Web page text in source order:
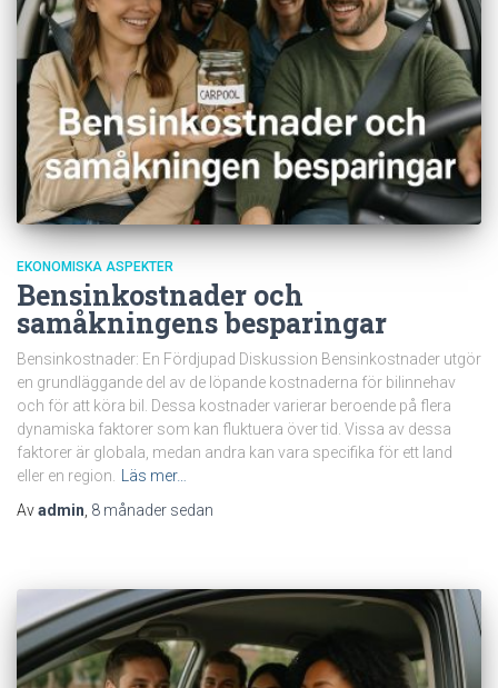
EKONOMISKA ASPEKTER
Bensinkostnader och
samåkningens besparingar
Bensinkostnader: En Fördjupad Diskussion Bensinkostnader utgör
en grundläggande del av de löpande kostnaderna för bilinnehav
och för att köra bil. Dessa kostnader varierar beroende på flera
dynamiska faktorer som kan fluktuera över tid. Vissa av dessa
faktorer är globala, medan andra kan vara specifika för ett land
eller en region. Läs mer…
Avadmin, 8 månader sedan